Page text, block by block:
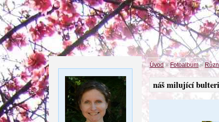
Úvod»Fotoalbum»
náš milující